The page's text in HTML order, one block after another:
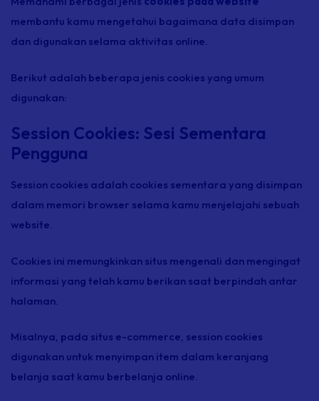
membantu kamu mengetahui bagaimana data disimpan
dan digunakan selama aktivitas online.
Berikut adalah beberapa jenis cookies yang umum
digunakan:
Session Cookies: Sesi Sementara
Pengguna
Session cookies adalah cookies sementara yang disimpan
dalam memori browser selama kamu menjelajahi sebuah
website.
Cookies ini memungkinkan situs mengenali dan mengingat
informasi yang telah kamu berikan saat berpindah antar
halaman.
Misalnya, pada situs e-commerce, session cookies
digunakan untuk menyimpan item dalam keranjang
belanja saat kamu berbelanja online.